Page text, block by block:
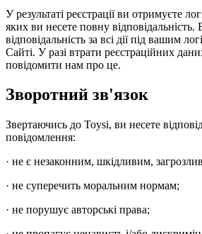
У результаті реєстрації ви отримуєте
яких ви несете повну відповідальність.
відповідальність за всі дії під вашим
Сайті. У разі втрати реєстраційних
повідомити нам про це.
Зворотний зв'язок
Звертаючись до Toysi, ви несете
повідомлення:
· не є незаконним, шкідливим,
· не суперечить моральним нормам;
· не порушує авторські права;